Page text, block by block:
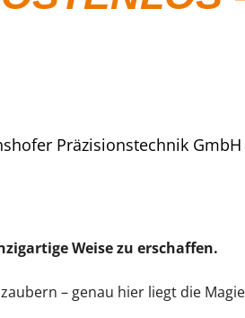
Präzisionstechnik GmbH
Weise zu erschaffen.
– genau hier liegt die